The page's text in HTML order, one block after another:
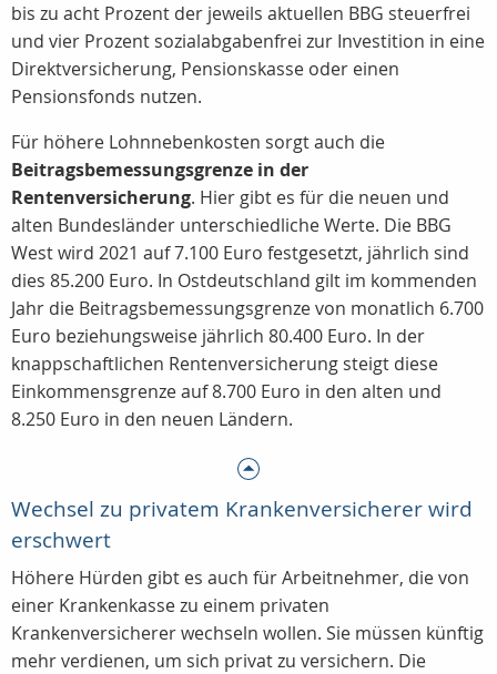
bis zu acht Prozent der jeweils aktuellen BBG steuerfrei
und vier Prozent sozialabgabenfrei zur Investition in eine
Direktversicherung, Pensionskasse oder einen
Pensionsfonds nutzen.
Für höhere Lohnnebenkosten sorgt auch die
Beitragsbemessungsgrenze in der
Rentenversicherung. Hier gibt es für die neuen und
alten Bundesländer unterschiedliche Werte. Die BBG
West wird 2021 auf 7.100 Euro festgesetzt, jährlich sind
dies 85.200 Euro. In Ostdeutschland gilt im kommenden
Jahr die Beitragsbemessungsgrenze von monatlich 6.700
Euro beziehungsweise jährlich 80.400 Euro. In der
knappschaftlichen Rentenversicherung steigt diese
Einkommensgrenze auf 8.700 Euro in den alten und
8.250 Euro in den neuen Ländern.
Wechsel zu privatem Krankenversicherer wird
erschwert
Höhere Hürden gibt es auch für Arbeitnehmer, die von
einer Krankenkasse zu einem privaten
Krankenversicherer wechseln wollen. Sie müssen künftig
mehr verdienen, um sich privat zu versichern. Die